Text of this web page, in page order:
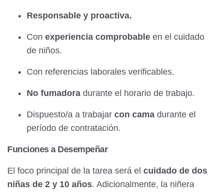
Responsable y proactiva.
Con experiencia comprobable en el cuidado
de niños.
Con referencias laborales verificables.
No fumadora durante el horario de trabajo.
Dispuesto/a a trabajar con cama durante el
período de contratación.
Funciones a Desempeñar
El foco principal de la tarea será el cuidado de dos
niñas de 2 y 10 años. Adicionalmente, la niñera